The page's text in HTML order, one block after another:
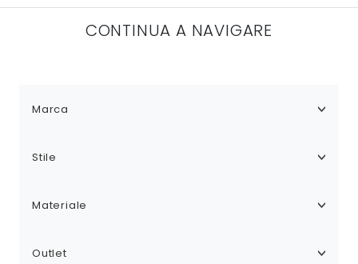
CONTINUA A NAVIGARE
Marca
Stile
Materiale
Outlet